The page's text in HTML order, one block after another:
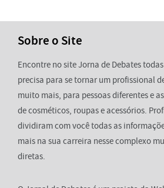
Sobre o Site
Encontre no site Jorna de Debates
precisa para se tornar um profissional
muito mais, para pessoas diferentes e
de cosméticos, roupas e acessórios.
dividiram com você todas as
mais na sua carreira nesse complexo
diretas.